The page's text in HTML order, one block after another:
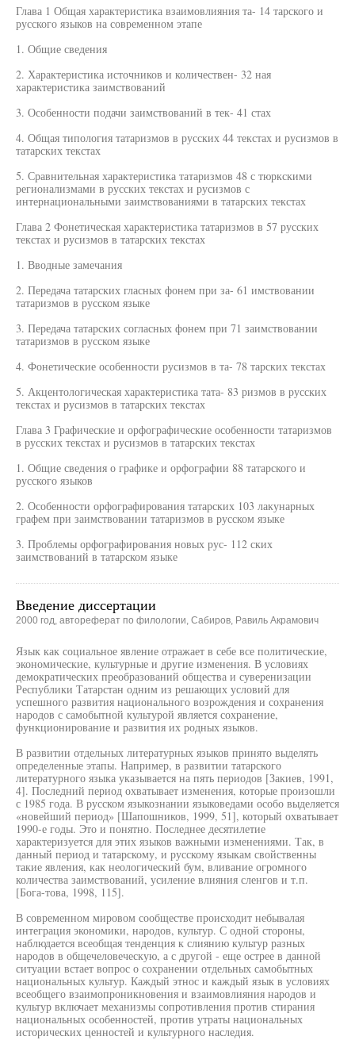
Глава 1 Общая характеристика взаимовлияния та- 14 тарского и
русского языков на современном этапе
1. Общие сведения
2. Характеристика источников и количествен- 32 ная
характеристика заимствований
3. Особенности подачи заимствований в тек- 41 стах
4. Общая типология татаризмов в русских 44 текстах и русизмов в
татарских текстах
5. Сравнительная характеристика татаризмов 48 с тюркскими
регионализмами в русских текстах и русизмов с
интернациональными заимствованиями в татарских текстах
Глава 2 Фонетическая характеристика татаризмов в 57 русских
текстах и русизмов в татарских текстах
1. Вводные замечания
2. Передача татарских гласных фонем при за- 61 имствовании
татаризмов в русском языке
3. Передача татарских согласных фонем при 71 заимствовании
татаризмов в русском языке
4. Фонетические особенности русизмов в та- 78 тарских текстах
5. Акцентологическая характеристика тата- 83 ризмов в русских
текстах и русизмов в татарских текстах
Глава 3 Графические и орфографические особенности татаризмов
в русских текстах и русизмов в татарских текстах
1. Общие сведения о графике и орфографии 88 татарского и
русского языков
2. Особенности орфографирования татарских 103 лакунарных
графем при заимствовании татаризмов в русском языке
3. Проблемы орфографирования новых рус- 112 ских
заимствований в татарском языке
Введение диссертации
2000 год, автореферат по филологии, Сабиров, Равиль Акрамович
Язык как социальное явление отражает в себе все политические,
экономические, культурные и другие изменения. В условиях
демократических преобразований общества и суверенизации
Республики Татарстан одним из решающих условий для
успешного развития национального возрождения и сохранения
народов с самобытной культурой является сохранение,
функционирование и развития их родных языков.
В развитии отдельных литературных языков принято выделять
определенные этапы. Например, в развитии татарского
литературного языка указывается на пять периодов [Закиев, 1991,
4]. Последний период охватывает изменения, которые произошли
с 1985 года. В русском языкознании языковедами особо выделяется
«новейший период» [Шапошников, 1999, 51], который охватывает
1990-е годы. Это и понятно. Последнее десятилетие
характеризуется для этих языков важными изменениями. Так, в
данный период и татарскому, и русскому языкам свойственны
такие явления, как неологический бум, вливание огромного
количества заимствований, усиление влияния сленгов и т.п.
[Бога-това, 1998, 115].
В современном мировом сообществе происходит небывалая
интеграция экономики, народов, культур. С одной стороны,
наблюдается всеобщая тенденция к слиянию культур разных
народов в общечеловеческую, а с другой - еще острее в данной
ситуации встает вопрос о сохранении отдельных самобытных
национальных культур. Каждый этнос и каждый язык в условиях
всеобщего взаимопроникновения и взаимовлияния народов и
культур включает механизмы сопротивления против стирания
национальных особенностей, против утраты национальных
исторических ценностей и культурного наследия.